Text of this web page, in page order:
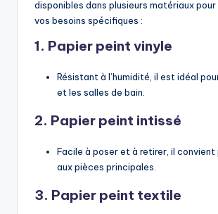
disponibles dans plusieurs matériaux pour
vos besoins spécifiques :
1. Papier peint vinyle
Résistant à l’humidité, il est idéal
et les salles de bain.
2. Papier peint intissé
Facile à poser et à retirer, il
aux pièces principales.
3. Papier peint textile